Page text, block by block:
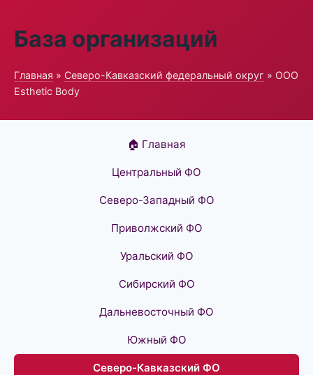
База организаций
Главная » Северо-Кавказский федеральный округ » ООО
Esthetic Body
🏠 Главная
Центральный ФО
Северо-Западный ФО
Приволжский ФО
Уральский ФО
Сибирский ФО
Дальневосточный ФО
Южный ФО
Северо-Кавказский ФО